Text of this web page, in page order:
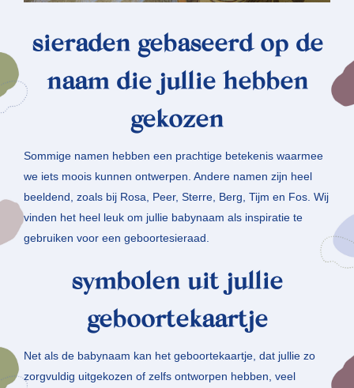
sieraden gebaseerd op de
naam die jullie hebben
gekozen
Sommige namen hebben een prachtige betekenis waarmee
we iets moois kunnen ontwerpen. Andere namen zijn heel
beeldend, zoals bij Rosa, Peer, Sterre, Berg, Tijm en Fos. Wij
vinden het heel leuk om jullie babynaam als inspiratie te
gebruiken voor een geboortesieraad.
symbolen uit jullie
geboortekaartje
Net als de babynaam kan het geboortekaartje, dat jullie zo
zorgvuldig uitgekozen of zelfs ontworpen hebben, veel